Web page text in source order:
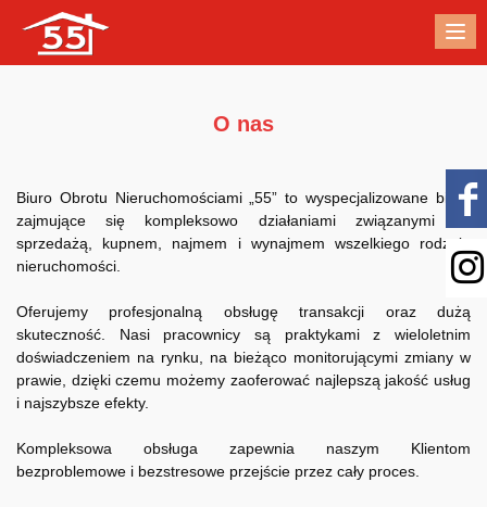
O nas
Biuro Obrotu Nieruchomościami „55” to wyspecjalizowane biuro
zajmujące się kompleksowo działaniami związanymi ze
sprzedażą, kupnem, najmem i wynajmem wszelkiego rodzaju
nieruchomości.
Oferujemy profesjonalną obsługę transakcji oraz dużą
skuteczność. Nasi pracownicy są praktykami z wieloletnim
doświadczeniem na rynku, na bieżąco monitorującymi zmiany w
prawie, dzięki czemu możemy zaoferować najlepszą jakość usług
i najszybsze efekty.
Kompleksowa obsługa zapewnia naszym Klientom
bezproblemowe i bezstresowe przejście przez cały proces.